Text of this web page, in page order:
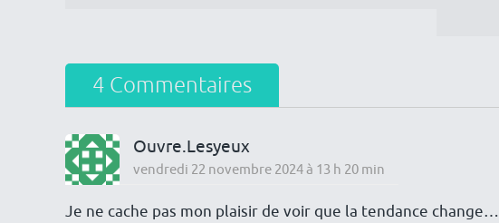
4 Commentaires
Ouvre.Lesyeux
vendredi 22 novembre 2024 à 13 h 20 min
Je ne cache pas mon plaisir de voir que la tendance change…